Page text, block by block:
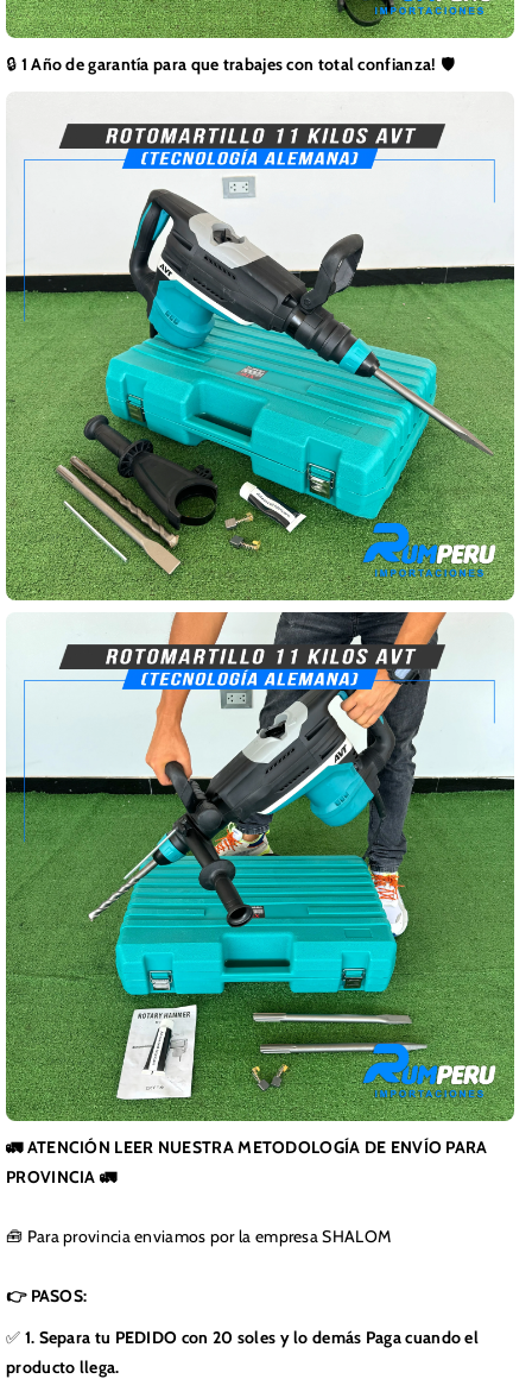
🔒 1 Año de garantía para que trabajes con total confianza! 🛡️
🚛 ATENCIÓN LEER NUESTRA METODOLOGÍA DE ENVÍO PARA
PROVINCIA 🚛
🧰 Para provincia enviamos por la empresa SHALOM
👉 PASOS:
✅ 1. Separa tu PEDIDO con 20 soles y lo demás Paga cuando el
producto llega.